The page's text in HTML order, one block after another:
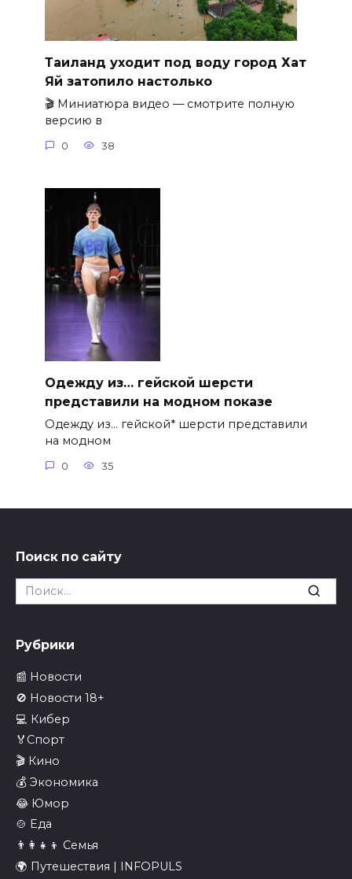
Таиланд уходит под воду город Хат
Яй затопило настолько
🎬 Миниатюра видео — смотрите полную
версию в
0 38
Одежду из… гейской шерсти
представили на модном показе
Одежду из… гейской* шерсти представили
на модном
0 35
Поиск по сайту
Search
for:
Рубрики
📰 Новости
🚫 Новости 18+
💻 Кибер
🏅Спорт
🎬 Кино
💰 Экономика
😂 Юмор
🍲 Еда
👨‍👩‍👧‍👦 Семья
🌍 Путешествия | INFOPULS